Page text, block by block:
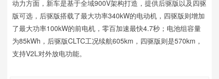
动力方面，新车是基于全域900V架构打造，提供后驱版以及四驱
版可选，后驱版搭载了最大功率340kW的电动机，四驱版则增加
了最大功率100kW的前电机，零百加速最快4.7秒；电池组容量
为85kWh，后驱版CLTC工况续航605km，四驱版则是570km，
支持V2L对外放电功能。